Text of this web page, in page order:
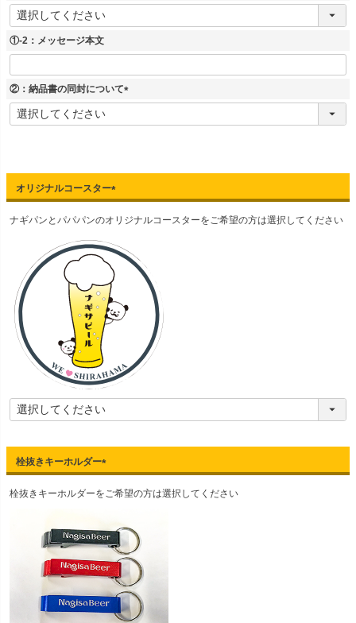
(
①-2：メッセージ本文
②：納品書の同封について
(
オリジナルコースター
(
必
)
ナギパンとパパパンのオリジナルコースターをご希望の方は選択してください
栓抜きキーホルダー
(
必
栓抜きキーホルダーをご希望の方は選択してください